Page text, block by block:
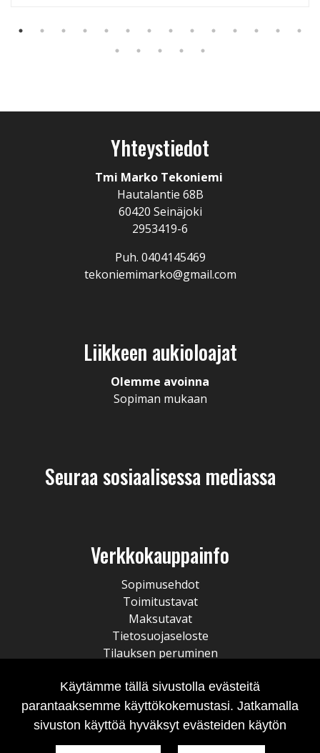
Yhteystiedot
Tmi Marko Tekoniemi
Hautalantie 68B
60420 Seinäjoki
2953419-6
Puh. 0404145469
tekoniemimarko@gmail.com
Liikkeen aukioloajat
Olemme avoinna
Sopiman mukaan
Seuraa sosiaalisessa mediassa
Verkkokauppainfo
Sopimusehdot
Toimitustavat
Maksutavat
Tietosuojaseloste
Tilauksen peruminen
Käytämme tällä sivustolla evästeitä
parantaaksemme käyttökokemustasi. Jatkamalla
sivuston käyttöä hyväksyt evästeiden käytön